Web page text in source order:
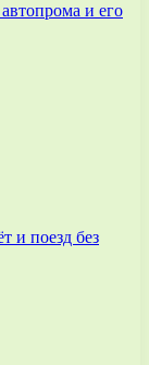
и его
и поезд без